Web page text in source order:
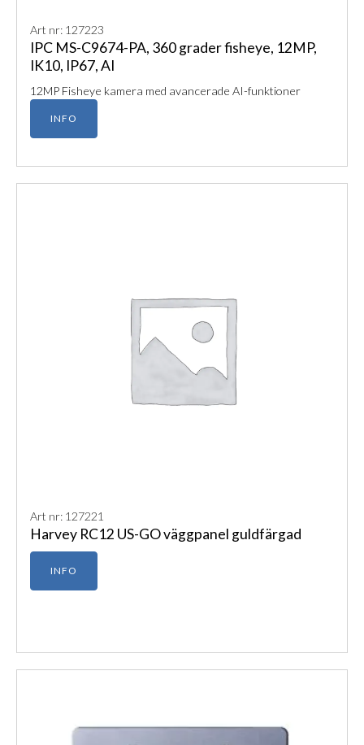
Art nr: 127223
IPC MS-C9674-PA, 360 grader fisheye, 12MP,
IK10, IP67, AI
12MP Fisheye kamera med avancerade AI-funktioner
INFO
Art nr: 127221
Harvey RC12 US-GO väggpanel guldfärgad
INFO